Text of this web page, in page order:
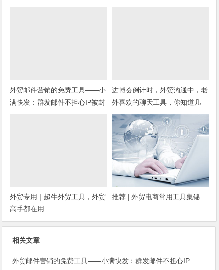
外贸邮件营销的免费工具——小
满快发：群发邮件不担心IP被封
进博会倒计时，外贸沟通中，老
外喜欢的聊天工具，你知道几
种？
外贸专用｜超牛外贸工具，外贸
高手都在用
推荐 | 外贸电商常用工具集锦
相关文章
外贸邮件营销的免费工具——小满快发：群发邮件不担心IP被封